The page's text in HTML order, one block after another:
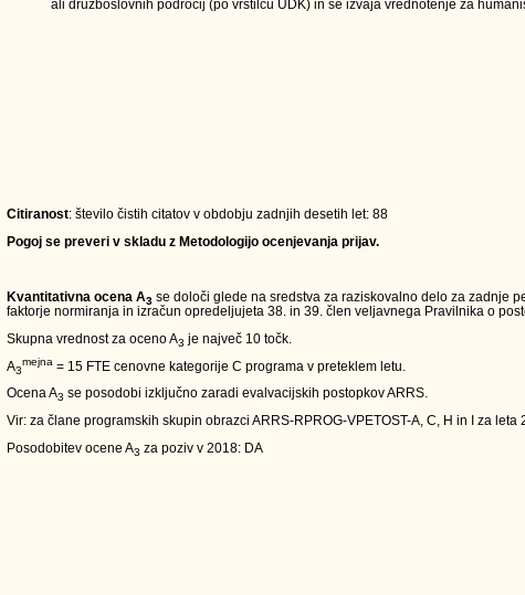
ali družboslovnih področij (po vrstilcu UDK) in se izvaja vrednotenje za
Citiranost: število čistih citatov v obdobju zadnjih desetih let: 88
Pogoj se preveri v skladu z Metodologijo ocenjevanja prijav.
Kvantitativna ocena A3 se določi glede na sredstva za raziskovalno delo za zadnje
faktorje normiranja in izračun opredeljujeta 38. in 39. člen veljavnega Pravilnika o
Skupna vrednost za oceno A3 je največ 10 točk.
A3
mejna = 15 FTE cenovne kategorije C programa v preteklem letu.
Ocena A3 se posodobi izključno zaradi evalvacijskih postopkov ARRS.
Vir: za člane programskih skupin obrazci ARRS-RPROG-VPETOST-A, C, H in I za
Posodobitev ocene A3 za poziv v 2018: DA